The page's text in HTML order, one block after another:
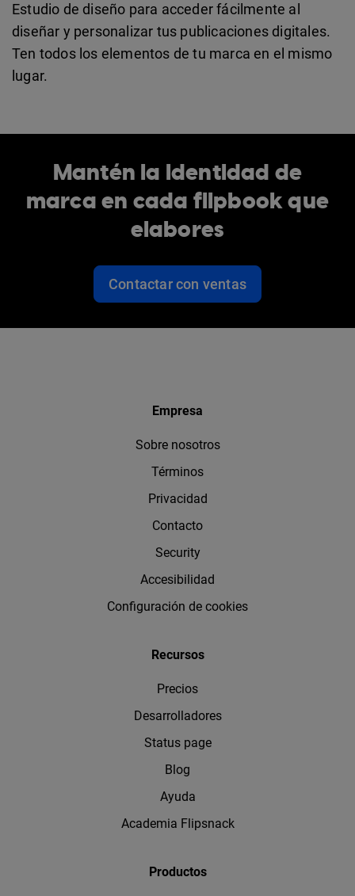
Estudio de diseño para acceder fácilmente al
diseñar y personalizar tus publicaciones digitales.
Ten todos los elementos de tu marca en el mismo
lugar.
Mantén la identidad de
marca en cada flipbook que
elabores
Contactar con ventas
Empresa
Sobre nosotros
Términos
Privacidad
Contacto
Security
Accesibilidad
Configuración de cookies
Recursos
Precios
Desarrolladores
Status page
Blog
Ayuda
Academia Flipsnack
Productos